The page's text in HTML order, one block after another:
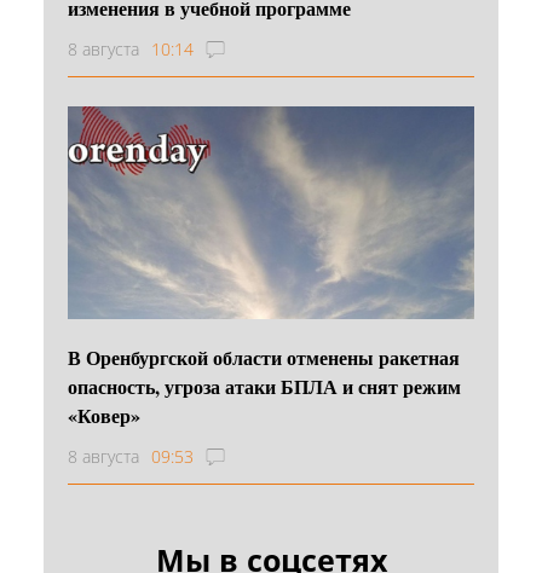
изменения в учебной программе
8 августа 10:14
В Оренбургской области отменены ракетная
опасность, угроза атаки БПЛА и снят режим
«Ковер»
8 августа 09:53
Мы в соцсетях